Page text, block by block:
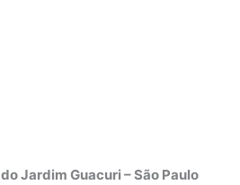
Jardim Guacuri – São Paulo